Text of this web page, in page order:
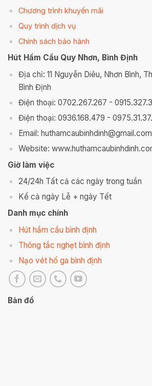
Chương trình khuyến mãi
Quy trình dịch vụ
Chính sách bảo hành
Hút Hầm Cầu Quy Nhơn, Bình Định
Địa chỉ: 11 Nguyễn Diêu, Nhơn Bình,
Bình Định
Điện thoại: 0702.267.267 -
Điện thoại: 0936.168.479 -
Email: huthamcaubinhdinh@gmail.com
Website:
Giờ làm việc
24/24h Tất cả các ngày trong tuần
Kể cả ngày Lễ + ngày Tết
Danh mục chính
Hút hầm cầu bình định
Thông tắc nghẹt bình định
Nạo vét hố ga bình định
Bản đồ